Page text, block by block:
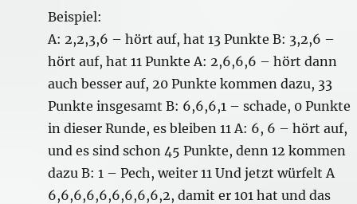
Beispiel:
A: 2,2,3,6 – hört auf, hat 13 Punkte B: 3,2,6 –
hört auf, hat 11 Punkte A: 2,6,6,6 – hört dann
auch besser auf, 20 Punkte kommen dazu, 33
Punkte insgesamt B: 6,6,6,1 – schade, 0 Punkte
in dieser Runde, es bleiben 11 A: 6, 6 – hört auf,
und es sind schon 45 Punkte, denn 12 kommen
dazu B: 1 – Pech, weiter 11 Und jetzt würfelt A
6,6,6,6,6,6,6,6,6,2, damit er 101 hat und das